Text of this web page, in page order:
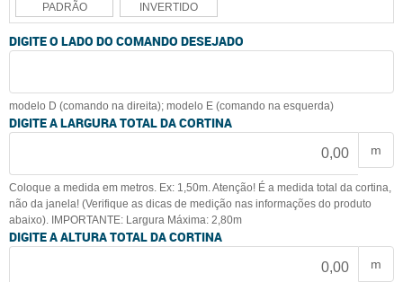
PADRÃO INVERTIDO
DIGITE O LADO DO COMANDO DESEJADO
modelo D (comando na direita); modelo E (comando na esquerda)
DIGITE A LARGURA TOTAL DA CORTINA
m
Coloque a medida em metros. Ex: 1,50m. Atenção! É a medida total da cortina,
não da janela! (Verifique as dicas de medição nas informações do produto
abaixo). IMPORTANTE: Largura Máxima: 2,80m
DIGITE A ALTURA TOTAL DA CORTINA
m